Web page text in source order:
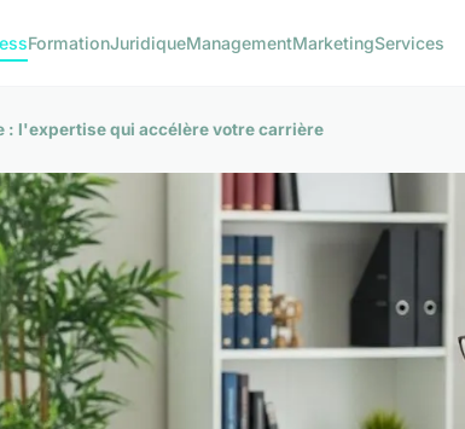
FormationJuridiqueManagementMarketingServices
: l'expertise qui accélère votre carrière